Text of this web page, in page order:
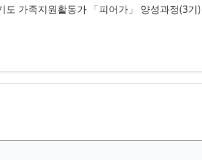
도 가족지원활동가 「피어가」 양성과정(3기)